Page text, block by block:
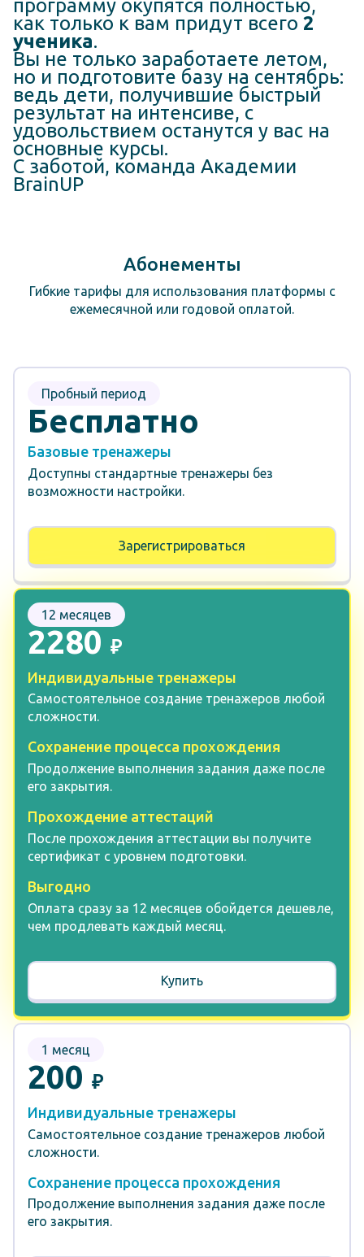
программу окупятся полностью,
как только к вам придут всего 2
ученика.
Вы не только заработаете летом,
но и подготовите базу на сентябрь:
ведь дети, получившие быстрый
результат на интенсиве, с
удовольствием останутся у вас на
основные курсы.
С заботой, команда Академии
BrainUP
Абонементы
Гибкие тарифы для использования платформы с
ежемесячной или годовой оплатой.
Пробный период
Бесплатно
Базовые тренажеры
Доступны стандартные тренажеры без
возможности настройки.
Зарегистрироваться
12 месяцев
2280 ₽
Индивидуальные тренажеры
Самостоятельное создание тренажеров любой
сложности.
Сохранение процесса прохождения
Продолжение выполнения задания даже после
его закрытия.
Прохождение аттестаций
После прохождения аттестации вы получите
сертификат с уровнем подготовки.
Выгодно
Оплата сразу за 12 месяцев обойдется дешевле,
чем продлевать каждый месяц.
Купить
1 месяц
200 ₽
Индивидуальные тренажеры
Самостоятельное создание тренажеров любой
сложности.
Сохранение процесса прохождения
Продолжение выполнения задания даже после
его закрытия.